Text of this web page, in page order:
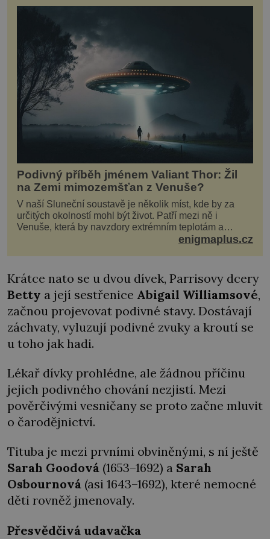
Podivný příběh jménem Valiant Thor: Žil
na Zemi mimozemšťan z Venuše?
V naší Sluneční soustavě je několik míst, kde by za
určitých okolností mohl být život. Patří mezi ně i
Venuše, která by navzdory extrémním teplotám a
smrtícímu složení atmosféry teoreticky mohla ukrývat
enigmaplus.cz
Krátce nato se u dvou dívek, Parrisovy dcery
Betty a její sestřenice Abigail Williamsové,
začnou projevovat podivné stavy. Dostávají
záchvaty, vyluzují podivné zvuky a kroutí se
u toho jak hadi.
Lékař dívky prohlédne, ale žádnou příčinu
jejich podivného chování nezjistí. Mezi
pověrčivými vesničany se proto začne mluvit
o čarodějnictví.
Tituba je mezi prvními obviněnými, s ní ještě
Sarah Goodová (1653–1692) a Sarah
Osbournová (asi 1643–1692), které nemocné
děti rovněž jmenovaly.
Přesvědčivá udavačka